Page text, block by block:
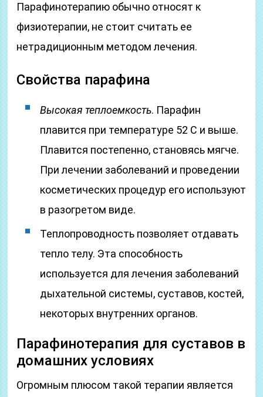
Парафинотерапию обычно относят к
физиотерапии, не стоит считать ее
нетрадиционным методом лечения.
Свойства парафина
Высокая теплоемкость. Парафин
плавится при температуре 52 С и выше.
Плавится постепенно, становясь мягче.
При лечении заболеваний и проведении
косметических процедур его используют
в разогретом виде.
Теплопроводность позволяет отдавать
тепло телу. Эта способность
используется для лечения заболеваний
дыхательной системы, суставов, костей,
некоторых внутренних органов.
Парафинотерапия для суставов в
домашних условиях
Огромным плюсом такой терапии является